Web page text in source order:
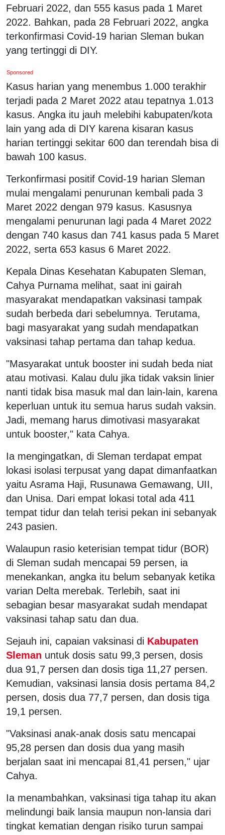
Februari 2022, dan 555 kasus pada 1 Maret
2022. Bahkan, pada 28 Februari 2022, angka
terkonfirmasi Covid-19 harian Sleman bukan
yang tertinggi di DIY.
Sponsored
Kasus harian yang menembus 1.000 terakhir
terjadi pada 2 Maret 2022 atau tepatnya 1.013
kasus. Angka itu jauh melebihi kabupaten/kota
lain yang ada di DIY karena kisaran kasus
harian tertinggi sekitar 600 dan terendah bisa di
bawah 100 kasus.
Terkonfirmasi positif Covid-19 harian Sleman
mulai mengalami penurunan kembali pada 3
Maret 2022 dengan 979 kasus. Kasusnya
mengalami penurunan lagi pada 4 Maret 2022
dengan 740 kasus dan 741 kasus pada 5 Maret
2022, serta 653 kasus 6 Maret 2022.
Kepala Dinas Kesehatan Kabupaten Sleman,
Cahya Purnama melihat, saat ini gairah
masyarakat mendapatkan vaksinasi tampak
sudah berbeda dari sebelumnya. Terutama,
bagi masyarakat yang sudah mendapatkan
vaksinasi tahap pertama dan tahap kedua.
"Masyarakat untuk booster ini sudah beda niat
atau motivasi. Kalau dulu jika tidak vaksin linier
nanti tidak bisa masuk mal dan lain-lain, karena
keperluan untuk itu semua harus sudah vaksin.
Jadi, memang harus dimotivasi masyarakat
untuk booster," kata Cahya.
Ia mengingatkan, di Sleman terdapat empat
lokasi isolasi terpusat yang dapat dimanfaatkan
yaitu Asrama Haji, Rusunawa Gemawang, UII,
dan Unisa. Dari empat lokasi total ada 411
tempat tidur dan telah terisi pekan ini sebanyak
243 pasien.
Walaupun rasio keterisian tempat tidur (BOR)
di Sleman sudah mencapai 59 persen, ia
menekankan, angka itu belum sebanyak ketika
varian Delta merebak. Terlebih, saat ini
sebagian besar masyarakat sudah mendapat
vaksinasi tahap satu dan dua.
Sejauh ini, capaian vaksinasi di Kabupaten
Sleman untuk dosis satu 99,3 persen, dosis
dua 91,7 persen dan dosis tiga 11,27 persen.
Kemudian, vaksinasi lansia dosis pertama 84,2
persen, dosis dua 77,7 persen, dan dosis tiga
19,1 persen.
"Vaksinasi anak-anak dosis satu mencapai
95,28 persen dan dosis dua yang masih
berjalan saat ini mencapai 81,41 persen," ujar
Cahya.
Ia menambahkan, vaksinasi tiga tahap itu akan
melindungi baik lansia maupun non-lansia dari
tingkat kematian dengan risiko turun sampai